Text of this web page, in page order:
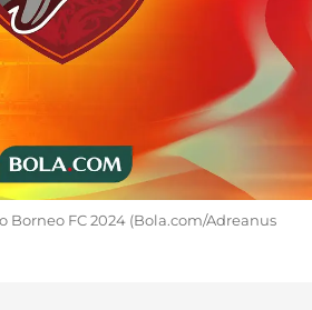
Borneo FC 2024 (Bola.com/Adreanus